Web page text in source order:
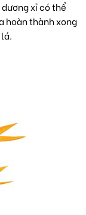
xỉ có thể
hoàn thành xong